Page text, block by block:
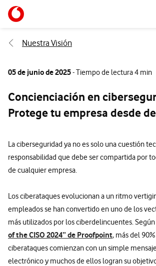
Ir a la pagina principal de vodafone.es
Nuestra Visión
05 de junio de 2025- Tiempo de lectura 4 min
Concienciación en
Protege tu empresa desde
La ciberseguridad ya no es solo una cuestión
responsabilidad que debe ser compartida por
de cualquier empresa.
Los ciberataques evolucionan a un ritmo
empleados se han convertido en uno de los
más utilizados por los ciberdelincuentes.
of the CISO 2024”de Proofpoint, más del
ciberataques comienzan con un simple
electrónico y muchos de ellos logran su